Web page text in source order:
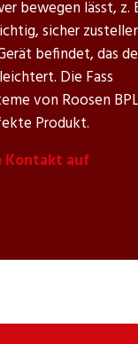
bewegen lässt, z.
sicher
befindet, das
Die Fass
von Roosen
Produkt.
Kontakt auf